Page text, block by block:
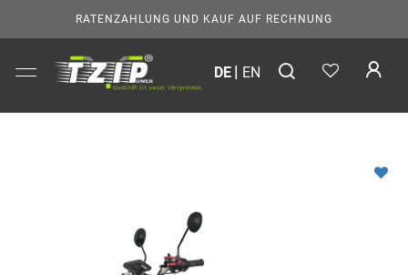
RATENZAHLUNG UND KAUF AUF RECHNUNG
DE EN